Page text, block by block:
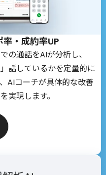
率・成約率UP
の通話をAIが分析し、
話しているかを定量的に
AIコーチが具体的な改善
実現します。